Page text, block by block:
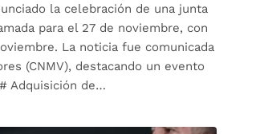
la celebración de una junta
para el 27 de noviembre, con
La noticia fue comunicada
(CNMV), destacando un evento
Adquisición de…